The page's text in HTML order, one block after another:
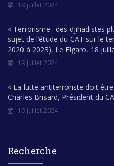
19 juillet 2024
« Terrorisme : des djihadistes
sujet de l’étude du CAT sur le
2020 à 2023), Le Figaro, 18
19 juillet 2024
« La lutte antiterroriste doit
Charles Brisard, Président du
19 juillet 2024
Recherche